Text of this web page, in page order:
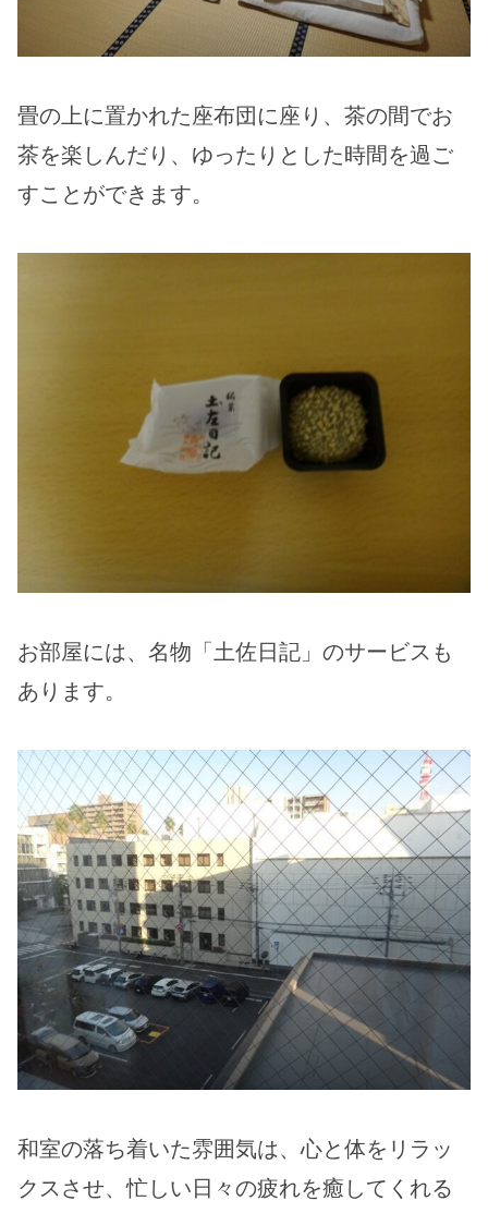
畳の上に置かれた座布団に座り、茶の間でお
茶を楽しんだり、ゆったりとした時間を過ご
すことができます。
お部屋には、名物「土佐日記」のサービスも
あります。
和室の落ち着いた雰囲気は、心と体をリラッ
クスさせ、忙しい日々の疲れを癒してくれる